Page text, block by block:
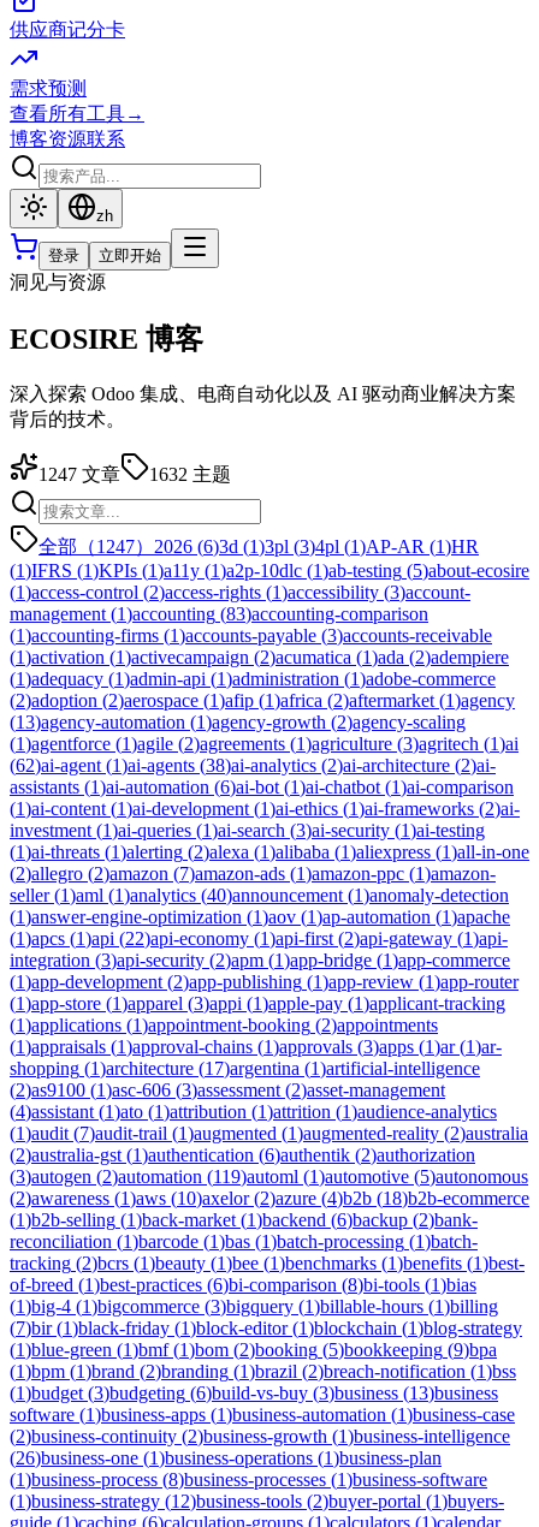
供应商记分卡
需求预测
查看所有工具→
博客资源联系
zh
登录 立即开始
洞见与资源
ECOSIRE 博客
深入探索 Odoo 集成、电商自动化以及 AI 驱动商业解决方案
背后的技术。
1247 文章 1632 主题
全部（1247） 2026 (6)3d (1)3pl (3)4pl (1)AP-AR (1)HR
(1)IFRS (1)KPIs (1)a11y (1)a2p-10dlc (1)ab-testing (5)about-ecosire
(1)access-control (2)access-rights (1)accessibility (3)account-
management (1)accounting (83)accounting-comparison
(1)accounting-firms (1)accounts-payable (3)accounts-receivable
(1)activation (1)activecampaign (2)acumatica (1)ada (2)adempiere
(1)adequacy (1)admin-api (1)administration (1)adobe-commerce
(2)adoption (2)aerospace (1)afip (1)africa (2)aftermarket (1)agency
(13)agency-automation (1)agency-growth (2)agency-scaling
(1)agentforce (1)agile (2)agreements (1)agriculture (3)agritech (1)ai
(62)ai-agent (1)ai-agents (38)ai-analytics (2)ai-architecture (2)ai-
assistants (1)ai-automation (6)ai-bot (1)ai-chatbot (1)ai-comparison
(1)ai-content (1)ai-development (1)ai-ethics (1)ai-frameworks (2)ai-
investment (1)ai-queries (1)ai-search (3)ai-security (1)ai-testing
(1)ai-threats (1)alerting (2)alexa (1)alibaba (1)aliexpress (1)all-in-one
(2)allegro (2)amazon (7)amazon-ads (1)amazon-ppc (1)amazon-
seller(1)aml (1)analytics (40)announcement (1)anomaly-detection
(1)answer-engine-optimization (1)aov (1)ap-automation (1)apache
(1)apcs (1)api (22)api-economy (1)api-first (2)api-gateway (1)api-
integration (3)api-security (2)apm (1)app-bridge (1)app-commerce
(1)app-development (2)app-publishing (1)app-review (1)app-router
(1)app-store (1)apparel (3)appi (1)apple-pay (1)applicant-tracking
(1)applications (1)appointment-booking (2)appointments
(1)appraisals (1)approval-chains (1)approvals (3)apps (1)ar(1)ar-
shopping (1)architecture (17)argentina (1)artificial-intelligence
(2)as9100 (1)asc-606 (3)assessment (2)asset-management
(4)assistant (1)ato (1)attribution (1)attrition (1)audience-analytics
(1)audit (7)audit-trail (1)augmented (1)augmented-reality (2)australia
(2)australia-gst (1)authentication (6)authentik (2)authorization
(3)autogen (2)automation (119)automl (1)automotive (5)autonomous
(2)awareness (1)aws (10)axelor(2)azure (4)b2b (18)b2b-ecommerce
(1)b2b-selling (1)back-market (1)backend (6)backup (2)bank-
reconciliation (1)barcode (1)bas (1)batch-processing (1)batch-
tracking (2)bcrs (1)beauty (1)bee (1)benchmarks (1)benefits (1)best-
of-breed (1)best-practices (6)bi-comparison (8)bi-tools (1)bias
(1)big-4 (1)bigcommerce (3)bigquery (1)billable-hours (1)billing
(7)bir(1)black-friday (1)block-editor(1)blockchain (1)blog-strategy
(1)blue-green (1)bmf(1)bom (2)booking (5)bookkeeping (9)bpa
(1)bpm (1)brand (2)branding (1)brazil (2)breach-notification (1)bss
(1)budget (3)budgeting (6)build-vs-buy (3)business (13)business
software (1)business-apps (1)business-automation (1)business-case
(2)business-continuity (2)business-growth (1)business-intelligence
(26)business-one (1)business-operations (1)business-plan
(1)business-process (8)business-processes (1)business-software
(1)business-strategy (12)business-tools (2)buyer-portal (1)buyers-
guide (1)caching (6)calculation-groups (1)calculators (1)calendar